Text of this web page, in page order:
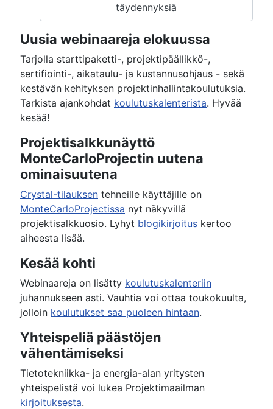
täydennyksiä
Uusia webinaareja elokuussa
Tarjolla starttipaketti-, projektipäällikkö-,
sertifiointi-, aikataulu- ja kustannusohjaus - sekä
kestävän kehityksen projektinhallintakoulutuksia.
Tarkista ajankohdat koulutuskalenterista. Hyvää
kesää!
Projektisalkkunäyttö
MonteCarloProjectin uutena
ominaisuutena
Crystal-tilauksen tehneille käyttäjille on
MonteCarloProjectissa nyt näkyvillä
projektisalkkuosio. Lyhyt blogikirjoitus kertoo
aiheesta lisää.
Kesää kohti
Webinaareja on lisätty koulutuskalenteriin
juhannukseen asti. Vauhtia voi ottaa toukokuulta,
jolloin koulutukset saa puoleen hintaan.
Yhteispeliä päästöjen
vähentämiseksi
Tietotekniikka- ja energia-alan yritysten
yhteispelistä voi lukea Projektimaailman
kirjoituksesta.